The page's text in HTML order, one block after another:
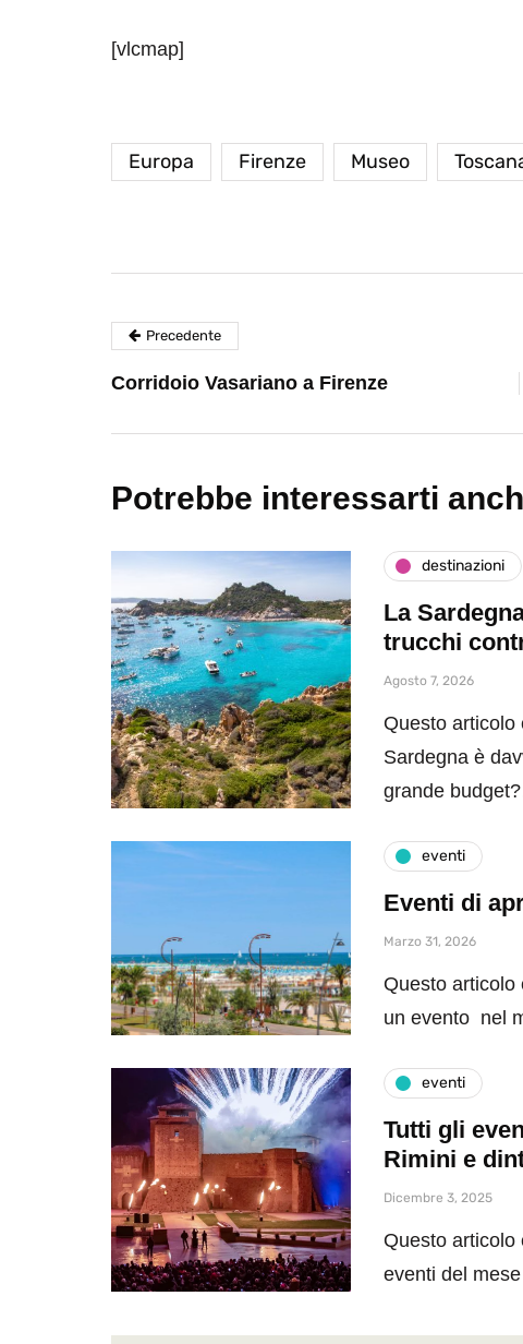
[vlcmap]
Europa Firenze Museo
di 4 ore
Immaturi il
Precedente
Corridoio Vasariano a Firenze
Potrebbe interessarti
destinazioni
La
trucchi
Agosto 7, 2026
Questo articolo
Sardegna è
grande
eventi
Eventi di
Marzo 31, 2026
Questo articolo
un evento nel
eventi
Tutti gli
Rimini e
Dicembre 3, 2025
Questo articolo
eventi del